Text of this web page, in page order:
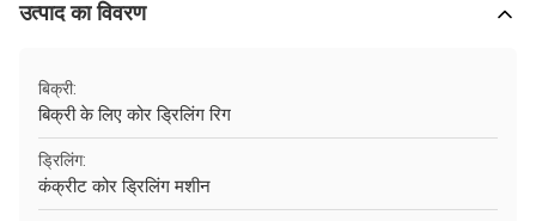
उत्पाद का विवरण
बिक्री:
बिक्री के लिए कोर ड्रिलिंग रिग
ड्रिलिंग:
कंक्रीट कोर ड्रिलिंग मशीन